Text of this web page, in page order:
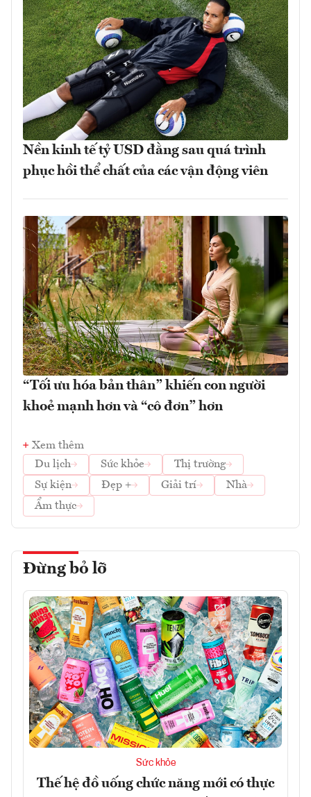
Nền kinh tế tỷ USD đằng sau quá trình
phục hồi thể chất của các vận động viên
“Tối ưu hóa bản thân” khiến con người
khoẻ mạnh hơn và “cô đơn” hơn
Xem thêm
Du lịch
Sức khỏe
Thị trường
Sự kiện
Đẹp + Giải trí
Nhà
Ẩm thực
Đừng bỏ lỡ
Sức khỏe
Thế hệ đồ uống chức năng mới có thực